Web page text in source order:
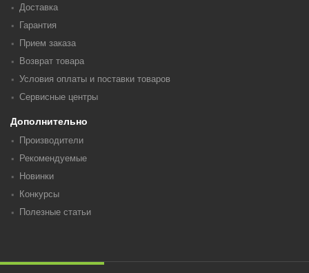
Доставка
Гарантия
Прием заказа
Возврат товара
Условия оплаты и поставки товаров
Сервисные центры
Дополнительно
Производители
Рекомендуемые
Новинки
Конкурсы
Полезные статьи